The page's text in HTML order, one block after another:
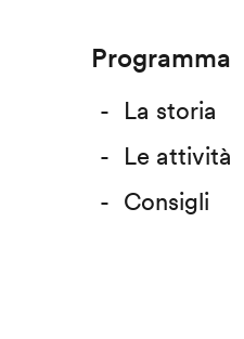
Programma
La storia
Le attività
Consigli